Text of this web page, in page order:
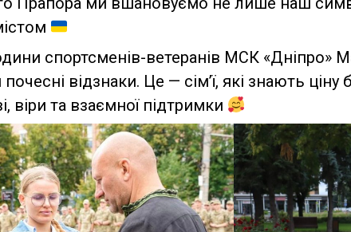
спортсменів-ветеранів МСК «Дніпро»
відзнаки. Це — сім’ї, які знають
віри та взаємної підтримки